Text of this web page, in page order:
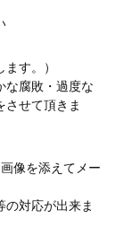
す。）
な腐敗・過度な
させて頂きま
像を添えてメー
の対応が出来ま